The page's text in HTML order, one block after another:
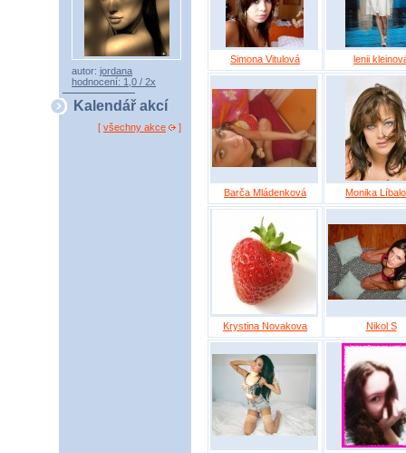
autor: jordana
hodnocení: 1,0 / 2x
Kalendář akcí
[ všechny akce ]
Simona Vitulová lenii
Barča Mládenková Monika
Krystina Novakova Nikol S